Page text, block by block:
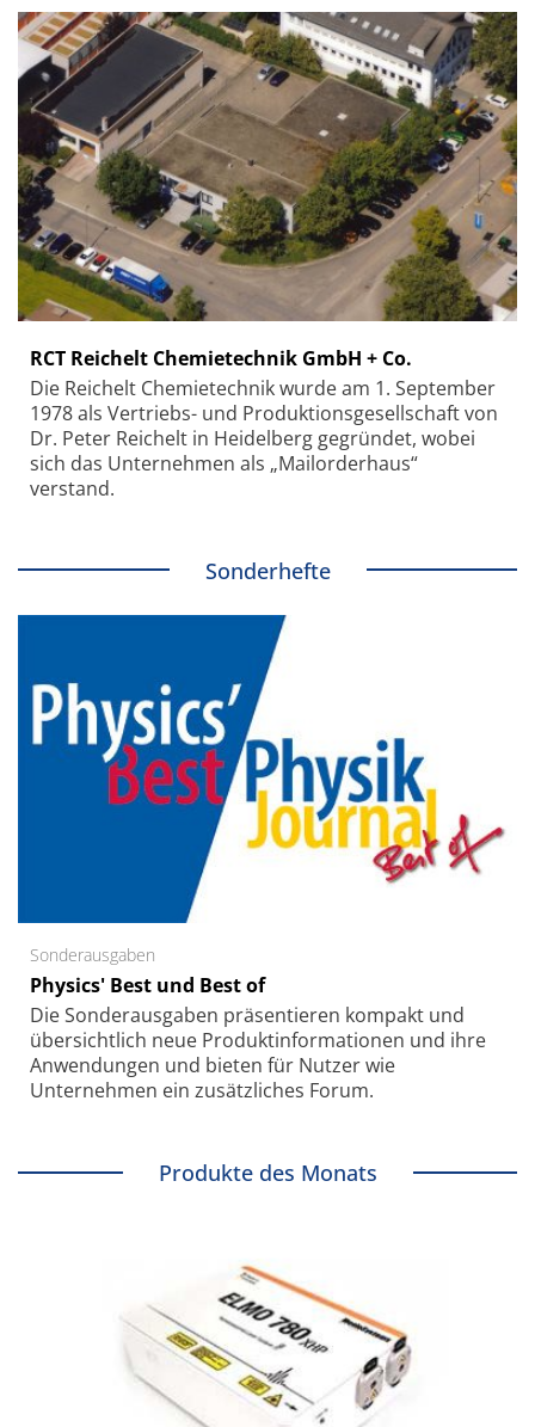
RCT Reichelt Chemietechnik GmbH + Co.
Die Reichelt Chemietechnik wurde am 1. September
1978 als Vertriebs- und Produktionsgesellschaft von
Dr. Peter Reichelt in Heidelberg gegründet, wobei
sich das Unternehmen als „Mailorderhaus“
verstand.
Sonderhefte
Sonderausgaben
Physics' Best und Best of
Die Sonder­ausgaben präsentieren kompakt und
übersichtlich neue Produkt­informationen und ihre
Anwendungen und bieten für Nutzer wie
Unternehmen ein zusätzliches Forum.
Produkte des Monats